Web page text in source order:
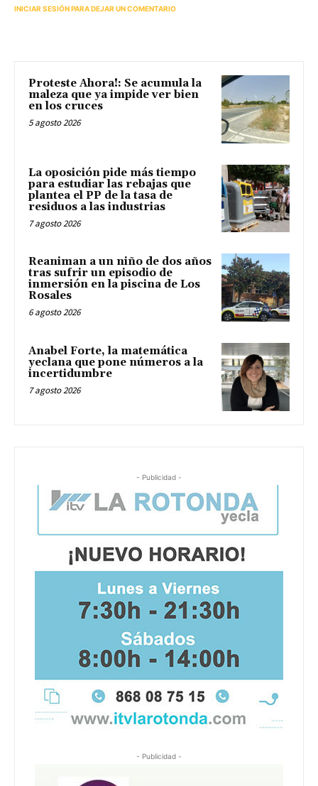
INICIAR SESIÓN PARA DEJAR UN COMENTARIO
Proteste Ahora!: Se acumula la
maleza que ya impide ver bien
en los cruces
5 agosto 2026
La oposición pide más tiempo
para estudiar las rebajas que
plantea el PP de la tasa de
residuos a las industrias
7 agosto 2026
Reaniman a un niño de dos años
tras sufrir un episodio de
inmersión en la piscina de Los
Rosales
6 agosto 2026
Anabel Forte, la matemática
yeclana que pone números a la
incertidumbre
7 agosto 2026
- Publicidad -
- Publicidad -